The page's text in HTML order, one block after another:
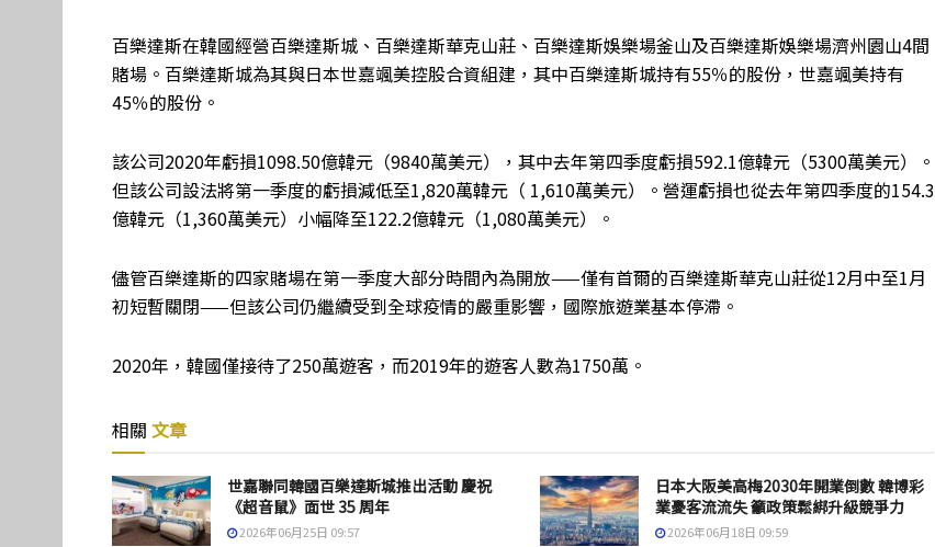
百樂達斯在韓國經營百樂達斯城、百樂達斯華克山莊、百樂達斯娛樂場釜山及百樂達斯娛樂場濟州園山4間
賭場。百樂達斯城為其與日本世嘉颯美控股合資組建，其中百樂達斯城持有55％的股份，世嘉颯美持有
45％的股份。
該公司2020年虧損1098.50億韓元（9840萬美元），其中去年第四季度虧損592.1億韓元（5300萬美元）。
但該公司設法將第一季度的虧損減低至1,820萬韓元（ 1,610萬美元）。營運虧損也從去年第四季度的154.3
億韓元（1,360萬美元）小幅降至122.2億韓元（1,080萬美元）。
儘管百樂達斯的四家賭場在第一季度大部分時間內為開放——僅有首爾的百樂達斯華克山莊從12月中至1月
初短暫關閉——但該公司仍繼續受到全球疫情的嚴重影響，國際旅遊業基本停滯。
2020年，韓國僅接待了250萬遊客，而2019年的遊客人數為1750萬。
相關 文章
世嘉聯同韓國百樂達斯城推出活動 慶祝
《超音鼠》面世 35 周年
2026年06月25日 09:57
日本大阪美高梅2030年開業倒數 韓博彩
業憂客流流失 籲政策鬆綁升級競爭力
2026年06月18日 09:59